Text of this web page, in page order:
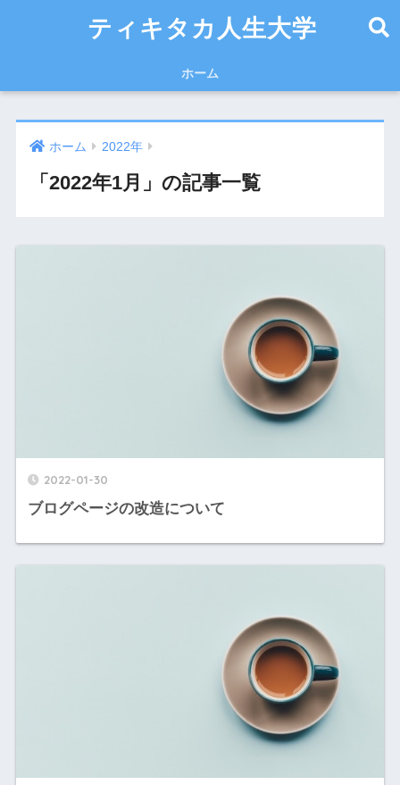
ティキタカ人生大学
ホーム
ホーム 2022年
「2022年1月」の記事一覧
2022-01-30
ブログページの改造について